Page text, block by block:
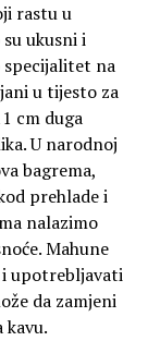
rastu u
ukusni i
specijalitet na
u tijesto za
cm duga
U narodnoj
bagrema,
prehlade i
nalazimo
Mahune
i upotrebljavati
da zamjeni
kavu.